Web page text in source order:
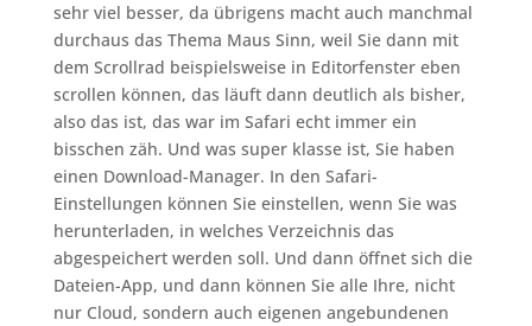
sehr viel besser, da übrigens macht auch manchmal
durchaus das Thema Maus Sinn, weil Sie dann mit
dem Scrollrad beispielsweise in Editorfenster eben
scrollen können, das läuft dann deutlich als bisher,
also das ist, das war im Safari echt immer ein
bisschen zäh. Und was super klasse ist, Sie haben
einen Download-Manager. In den Safari-
Einstellungen können Sie einstellen, wenn Sie was
herunterladen, in welches Verzeichnis das
abgespeichert werden soll. Und dann öffnet sich die
Dateien-App, und dann können Sie alle Ihre, nicht
nur Cloud, sondern auch eigenen angebundenen